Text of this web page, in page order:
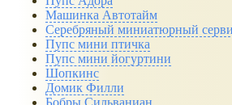
Машинка Автотайм
Серебряный миниатюрный
Пупс мини птичка
Пупс мини йогуртини
Шопкинс
Домик Филли